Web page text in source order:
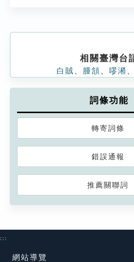
相關臺灣台
白賊 腫頷 嘐潲
詞條功能
轉寄詞條
錯誤通報
推薦關聯詞
:::
網站導覽